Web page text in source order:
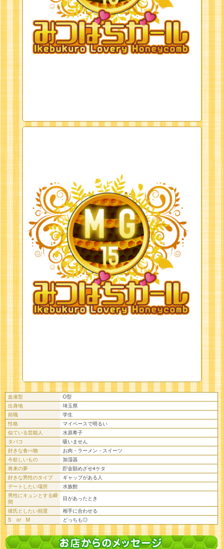
血液型
O型
出身地
埼玉県
前職
学生
性格
マイペースで明るい
似ている芸能人
水原希子
タバコ
吸いません
好きな食べ物
お肉・ラーメン・スイーツ
今欲しいもの
加湿器
将来の夢
貯金額めざせ4ケタ
好きな男性のタイプ
ギャップがある人
デートしたい場所
水族館
男性にキュンとする瞬
間
目があったとき
彼氏としたい頻度
相手に合わせる
S or M
どっちも◎